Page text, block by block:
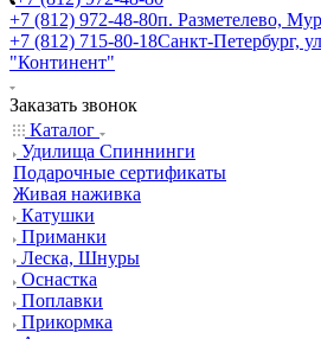
+7 (812) 972-48-80п. Разметелево,
+7 (812) 715-80-18Санкт-Петербург,
"Континент"
Заказать звонок
Каталог
Удилища Спиннинги
Подарочные сертификаты
Живая наживка
Катушки
Приманки
Леска, Шнуры
Оснастка
Поплавки
Прикормка